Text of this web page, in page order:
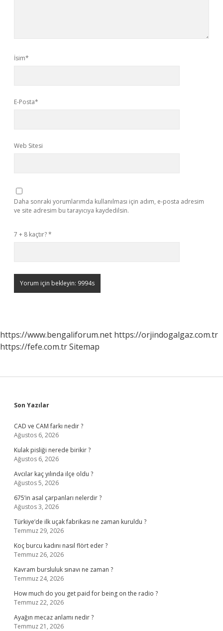
İsim*
E-Posta*
Web Sitesi
Daha sonraki yorumlarımda kullanılması için adım, e-posta adresim
ve site adresim bu tarayıcıya kaydedilsin.
7 + 8 kaçtır?*
https://www.bengaliforum.net https://orjindogalgaz.com.tr
https://fefe.com.trSitemap
Sidebar
Son Yazılar
CAD ve CAM farkı nedir ?
Ağustos 6, 2026
Kulak pisliği nerede birikir ?
Ağustos 6, 2026
Avcılar kaç yılında ilçe oldu ?
Ağustos 5, 2026
675’in asal çarpanları nelerdir ?
Ağustos 3, 2026
Türkiye’de ilk uçak fabrikası ne zaman kuruldu ?
Temmuz 29, 2026
Koç burcu kadını nasıl flört eder ?
Temmuz 26, 2026
Kavram bursluluk sınavı ne zaman ?
Temmuz 24, 2026
How much do you get paid for being on the radio ?
Temmuz 22, 2026
Ayağın mecaz anlamı nedir ?
Temmuz 21, 2026